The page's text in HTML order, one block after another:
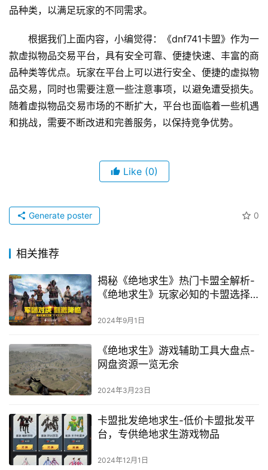
品种类，以满足玩家的不同需求。
根据我们上面内容，小编觉得：《dnf741卡盟》作为一
款虚拟物品交易平台，具有安全可靠、便捷快速、丰富的商
品种类等优点。玩家在平台上可以进行安全、便捷的虚拟物
品交易，同时也需要注意一些注意事项，以避免遭受损失。
随着虚拟物品交易市场的不断扩大，平台也面临着一些机遇
和挑战，需要不断改进和完善服务，以保持竞争优势。
Like (0)
0
Generate poster
相关推荐
揭秘《绝地求生》热门卡盟全解析-
《绝地求生》玩家必知的卡盟选择
2024年9月1日
《绝地求生》游戏辅助工具大盘点-
网盘资源一览无余
2024年3月23日
卡盟批发绝地求生-低价卡盟批发平
台，专供绝地求生游戏物品
2024年12月1日